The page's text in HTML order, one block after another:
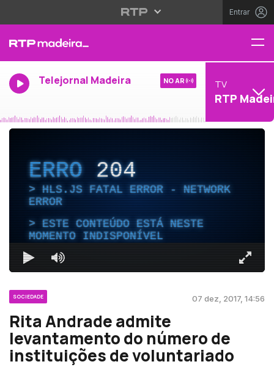
Entrar
Telejornal Madeira NO AR TV
RTP
ERRO204
HLS.JS FATAL ERROR - NETWORK
ERROR
ESTE CONTEÚDO ESTÁ NESTE
MOMENTO INDISPONÍVEL
SOCIEDADE 07 dez, 2017, 14:56
Rita Andrade admite
levantamento do número de
instituições de voluntariado